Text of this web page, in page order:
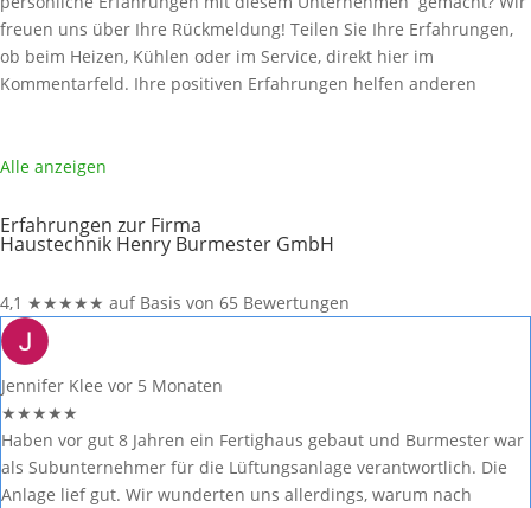
freuen uns über Ihre Rückmeldung! Teilen Sie Ihre Erfahrungen,
ob beim Heizen, Kühlen oder im Service, direkt hier im
Kommentarfeld. Ihre positiven Erfahrungen helfen anderen
und bleibenWeiterlesen …
Alle anzeigen
Erfahrungen zur Firma
Haustechnik Henry Burmester GmbH
4,1 ★★★★★ auf Basis von 65 Bewertungen
Jennifer Klee vor 5 Monaten
★★★★★
Haben vor gut 8 Jahren ein Fertighaus gebaut und Burmester war
als Subunternehmer für die Lüftungsanlage verantwortlich. Die
Anlage lief gut. Wir wunderten uns allerdings, warum nach